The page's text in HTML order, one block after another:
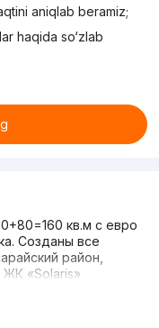
aniqlab beramiz;
haqida so‘zlab
кв.м с евро
Созданы все
район,
ЖК «Solaris»